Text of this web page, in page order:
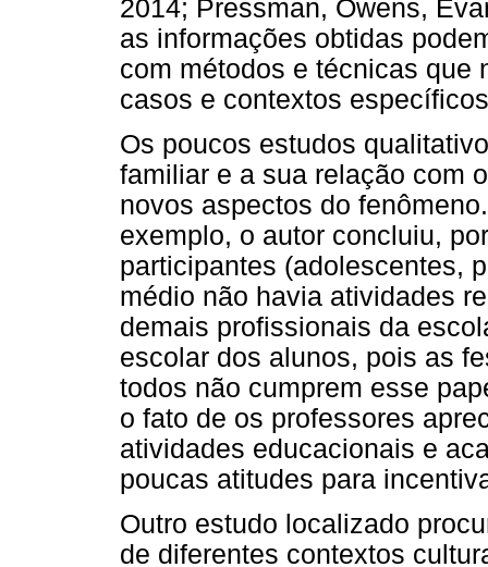
2014; Pressman, Owens,
as informações obtidas
com métodos e técnicas que
casos e contextos
Os poucos estudos
familiar e a sua relação com
novos aspectos do
exemplo, o autor concluiu,
participantes (adolescentes,
médio não havia atividades
demais profissionais da
escolar dos alunos, pois as
todos não cumprem esse
o fato de os professores
atividades educacionais e
poucas atitudes para
Outro estudo localizado
de diferentes contextos